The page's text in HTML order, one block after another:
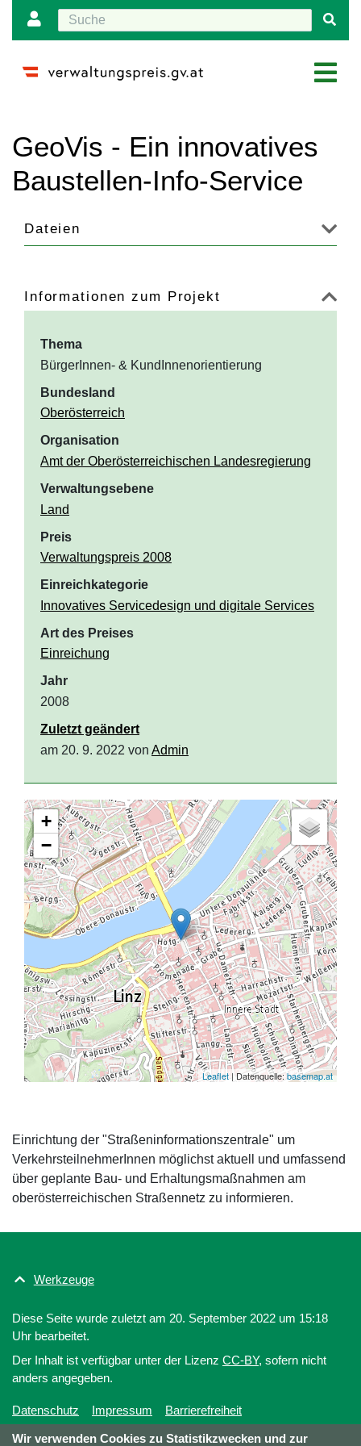
GeoVis - Ein innovatives
Baustellen-Info-Service
Dateien
Informationen zum Projekt
Thema
BürgerInnen- & KundInnenorientierung
Bundesland
Oberösterreich
Organisation
Amt der Oberösterreichischen Landesregierung
Verwaltungsebene
Land
Preis
Verwaltungspreis 2008
Einreichkategorie
Innovatives Servicedesign und digitale Services
Art des Preises
Einreichung
Jahr
2008
Zuletzt geändert
am 20. 9. 2022 von Admin
+
−
Leaflet | Datenquelle: basemap.at
Einrichtung der "Straßeninformationszentrale" um
VerkehrsteilnehmerInnen möglichst aktuell und umfassend
über geplante Bau- und Erhaltungsmaßnahmen am
oberösterreichischen Straßennetz zu informieren.
Wir verwenden Cookies zu Statistikzwecken und zur
Werkzeuge
Diese Seite wurde zuletzt am 20. September 2022 um 15:18
Uhr bearbeitet.
Der Inhalt ist verfügbar unter der Lizenz CC-BY, sofern nicht
anders angegeben.
Datenschutz Impressum Barrierefreiheit